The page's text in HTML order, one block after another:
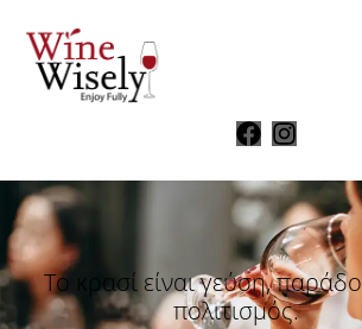
Το κρασί είναι γεύση,
πολιτισμός.